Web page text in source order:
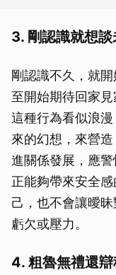
3. 剛認識就想
剛認識不久，就
至開始期待回家
這種行為看似浪
來的幻想，來營
進關係發展，應
正能夠帶來安全
己，也不會讓曖
虧欠或壓力。
4. 粗魯無禮還